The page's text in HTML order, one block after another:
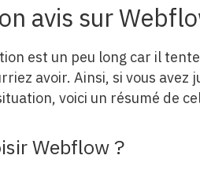
avis sur
est un peu long car il
avoir. Ainsi, si vous avez
voici un résumé de
Webflow ?